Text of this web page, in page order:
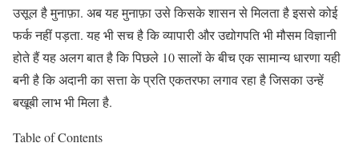
उसूल है मुनाफ़ा. अब यह मुनाफ़ा उसे किसके शासन से मिलता है इससे कोई
फर्क नहीं पड़ता. यह भी सच है कि व्यापारी और उद्योगपति भी मौसम विज्ञानी
होते हैं यह अलग बात है कि पिछले 10 सालों के बीच एक सामान्य धारणा यही
बनी है कि अदानी का सत्ता के प्रति एकतरफा लगाव रहा है जिसका उन्हें
बखूबी लाभ भी मिला है.
Table of Contents